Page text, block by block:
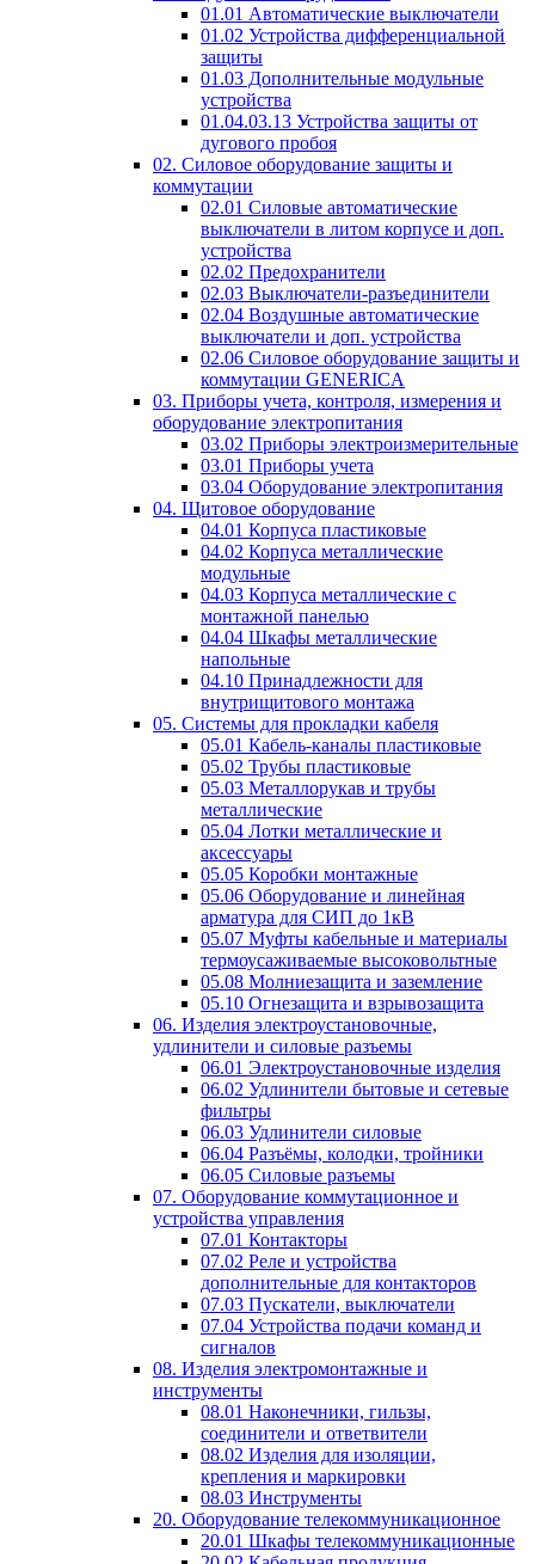
01.01 Автоматические выключатели
01.02 Устройства дифференциальной
защиты
01.03 Дополнительные модульные
устройства
01.04.03.13 Устройства защиты от
дугового пробоя
02. Силовое оборудование защиты и
коммутации
02.01 Силовые автоматические
выключатели в литом корпусе и доп.
устройства
02.02 Предохранители
02.03 Выключатели-разъединители
02.04 Воздушные автоматические
выключатели и доп. устройства
02.06 Силовое оборудование защиты и
коммутации GENERICA
03. Приборы учета, контроля, измерения и
оборудование электропитания
03.02 Приборы электроизмерительные
03.01 Приборы учета
03.04 Оборудование электропитания
04. Щитовое оборудование
04.01 Корпуса пластиковые
04.02 Корпуса металлические
модульные
04.03 Корпуса металлические с
монтажной панелью
04.04 Шкафы металлические
напольные
04.10 Принадлежности для
внутрищитового монтажа
05. Системы для прокладки кабеля
05.01 Кабель-каналы пластиковые
05.02 Трубы пластиковые
05.03 Металлорукав и трубы
металлические
05.04 Лотки металлические и
аксессуары
05.05 Коробки монтажные
05.06 Оборудование и линейная
арматура для СИП до 1кВ
05.07 Муфты кабельные и материалы
термоусаживаемые высоковольтные
05.08 Молниезащита и заземление
05.10 Огнезащита и взрывозащита
06. Изделия электроустановочные,
удлинители и силовые разъемы
06.01 Электроустановочные изделия
06.02 Удлинители бытовые и сетевые
фильтры
06.03 Удлинители силовые
06.04 Разъёмы, колодки, тройники
06.05 Силовые разъемы
07. Оборудование коммутационное и
устройства управления
07.01 Контакторы
07.02 Реле и устройства
дополнительные для контакторов
07.03 Пускатели, выключатели
07.04 Устройства подачи команд и
сигналов
08. Изделия электромонтажные и
инструменты
08.01 Наконечники, гильзы,
соединители и ответвители
08.02 Изделия для изоляции,
крепления и маркировки
08.03 Инструменты
20. Оборудование телекоммуникационное
20.01 Шкафы телекоммуникационные